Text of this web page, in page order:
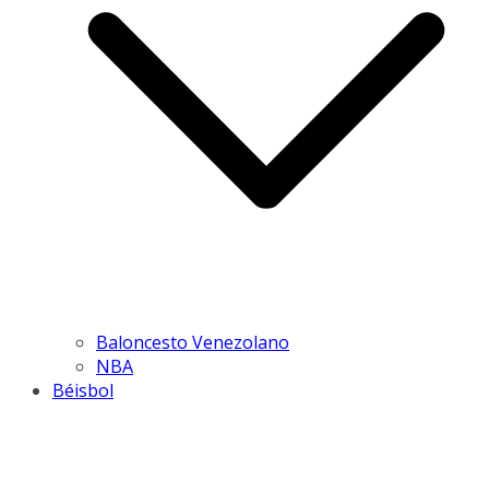
Baloncesto Venezolano
NBA
Béisbol